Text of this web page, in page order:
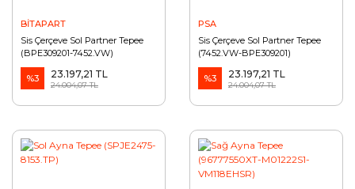
BİTAPART
Sis Çerçeve Sol Partner Tepee
(BPE309201-7452.VW)
%3 23.197,21 TL
24.004,07 TL
PSA
Sis Çerçeve Sol Partner Tepee
(7452.VW-BPE309201)
%3 23.197,21 TL
24.004,07 TL